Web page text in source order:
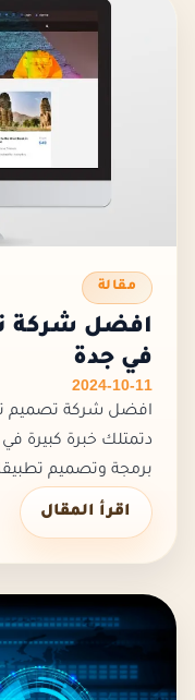
مقالة
افضل شركة
في جدة
2024-10-11
دتمتلك خبرة كبيرة
برمجة وتصميم
تصميم تطبيقات
اقرأ المقال